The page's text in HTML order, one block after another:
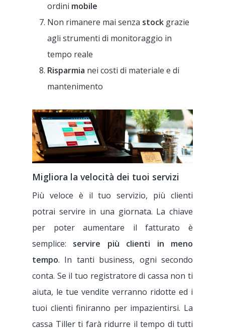
ordini mobile
Non rimanere mai senza stock grazie
agli strumenti di monitoraggio in
tempo reale
Risparmia nei costi di materiale e di
mantenimento
Migliora la velocità dei tuoi servizi
Più veloce è il tuo servizio, più clienti
potrai servire in una giornata. La chiave
per poter aumentare il fatturato è
semplice: servire più clienti in meno
tempo. In tanti business, ogni secondo
conta. Se il tuo registratore di cassa non ti
aiuta, le tue vendite verranno ridotte ed i
tuoi clienti finiranno per impazientirsi. La
cassa Tiller ti farà ridurre il tempo di tutti